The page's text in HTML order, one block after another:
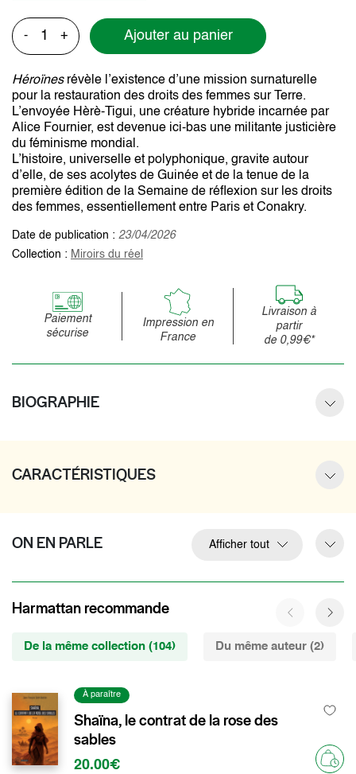
- + Ajouter au panier
Héroïnesrévèle l’existence d’une mission surnaturelle
pour la restauration des droits des femmes sur Terre.
L’envoyée Hèrè-Tigui, une créature hybride incarnée par
Alice Fournier, est devenue ici-bas une militante justicière
du féminisme mondial.
L’histoire, universelle et polyphonique, gravite autour
d’elle, de ses acolytes de Guinée et de la tenue de la
première édition de la Semaine de réflexion sur les droits
des femmes, essentiellement entre Paris et Conakry.
Date de publication : 23/04/2026
Collection : Miroirs du réel
Paiement
sécurise
Impression en
France
Livraison à
partir
de 0,99€*
BIOGRAPHIE
CARACTÉRISTIQUES
Afficher tout
ON EN PARLE
Harmattan recommande
De la même collection (104) Du même auteur (2)
À paraître
Shaïna, le contrat de la rose des
sables
20.00€